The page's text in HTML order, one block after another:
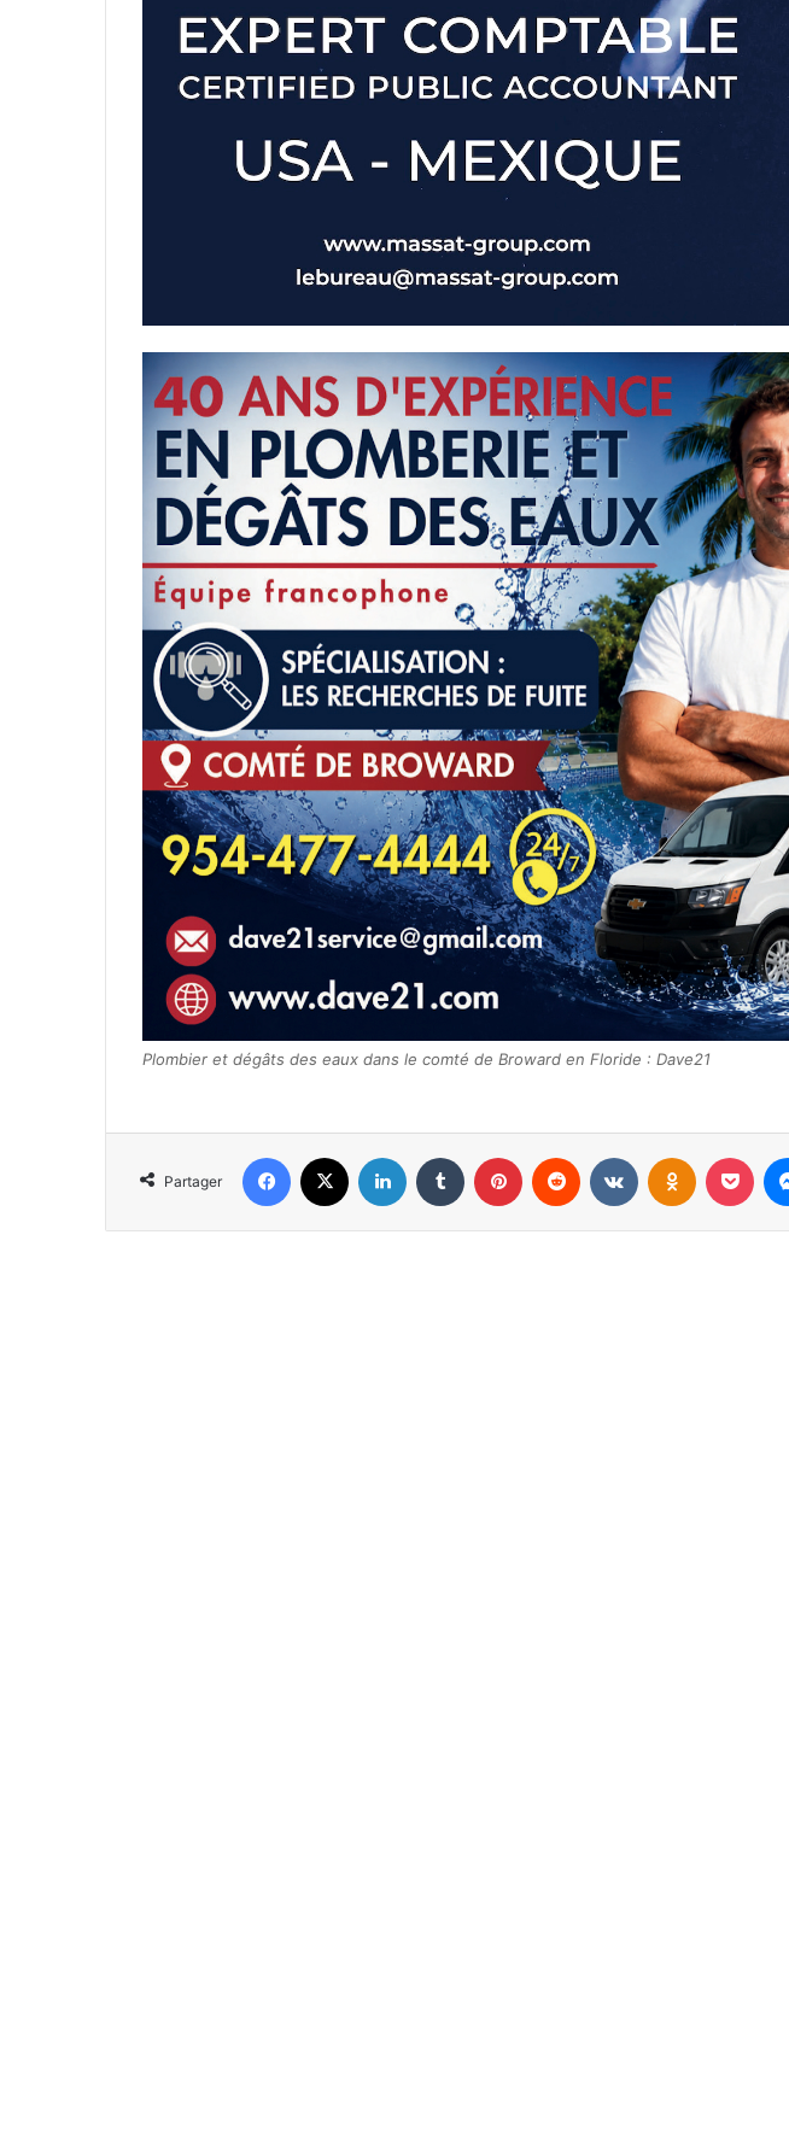
Plombier et dégâts des eaux dans le comté de Broward en Floride : Dave21
Partager